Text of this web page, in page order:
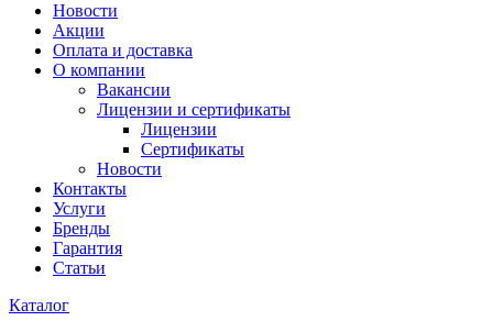
Новости
Акции
Оплата и доставка
О компании
Вакансии
Лицензии и сертификаты
Лицензии
Сертификаты
Новости
Контакты
Услуги
Бренды
Гарантия
Статьи
Каталог